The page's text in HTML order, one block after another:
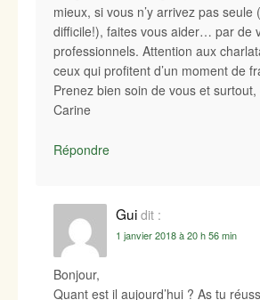
mieux, si vous n’y arrivez pas seule
difficile!), faites vous aider… par de
professionnels. Attention aux
ceux qui profitent d’un moment de
Prenez bien soin de vous et
Carine
Répondre
Gui dit :
1 janvier 2018 à 20 h 56 min
Bonjour,
Quant est il aujourd’hui ? As tu